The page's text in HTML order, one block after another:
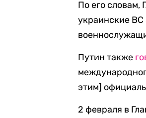
По его словам,
украинские ВС
Путин также
этим]
2 февраля в